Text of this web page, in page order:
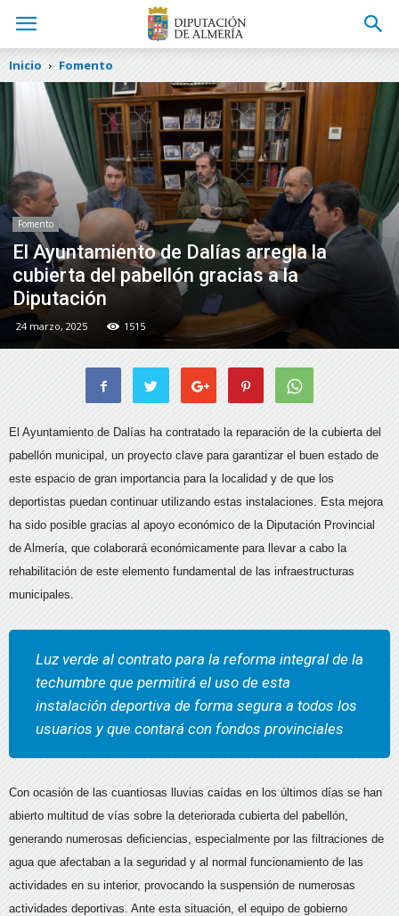
Inicio Fomento
Fomento
El Ayuntamiento de Dalías arregla la
cubierta del pabellón gracias a la
Diputación
24 marzo, 2025 1515
El Ayuntamiento de Dalías ha contratado la reparación de la cubierta del
pabellón municipal, un proyecto clave para garantizar el buen estado de
este espacio de gran importancia para la localidad y de que los
deportistas puedan continuar utilizando estas instalaciones. Esta mejora
ha sido posible gracias al apoyo económico de la Diputación Provincial
de Almería, que colaborará económicamente para llevar a cabo la
rehabilitación de este elemento fundamental de las infraestructuras
municipales.
Luz verde al contrato para la reforma integral de la
techumbre que permitirá el uso de esta
instalación deportiva de forma segura a todos los
usuarios y que contará con fondos provinciales
Con ocasión de las cuantiosas lluvias caídas en los últimos días se han
abierto multitud de vías sobre la deteriorada cubierta del pabellón,
generando numerosas deficiencias, especialmente por las filtraciones de
agua que afectaban a la seguridad y al normal funcionamiento de las
actividades en su interior, provocando la suspensión de numerosas
actividades deportivas. Ante esta situación, el equipo de gobierno